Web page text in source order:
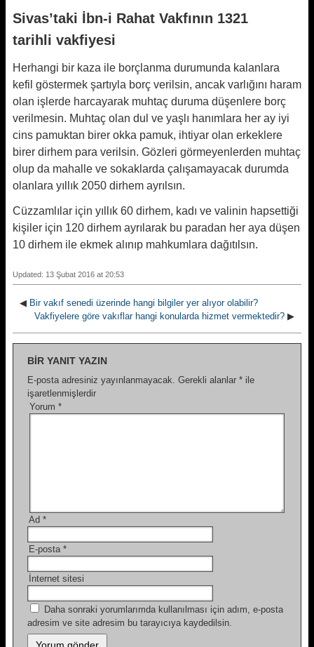
Sivas’taki İbn-i Rahat Vakfının 1321
tarihli vakfiyesi
Herhangi bir kaza ile borçlanma durumunda kalanlara
kefil göstermek şartıyla borç verilsin, ancak varlığını haram
olan işlerde harcayarak muhtaç duruma düşenlere borç
verilmesin. Muhtaç olan dul ve yaşlı hanımlara her ay iyi
cins pamuktan birer okka pamuk, ihtiyar olan erkeklere
birer dirhem para verilsin. Gözleri görmeyenlerden muhtaç
olup da mahalle ve sokaklarda çalışamayacak durumda
olanlara yıllık 2050 dirhem ayrılsın.
Cüzzamlılar için yıllık 60 dirhem, kadı ve valinin hapsettiği
kişiler için 120 dirhem ayrılarak bu paradan her aya düşen
10 dirhem ile ekmek alınıp mahkumlara dağıtılsın.
Updated: 13 Şubat 2016 at 20:53
◀ Bir vakıf senedi üzerinde hangi bilgiler yer alıyor olabilir?
Vakfiyelere göre vakıflar hangi konularda hizmet vermektedir? ▶
BIR YANIT YAZIN
E-posta adresiniz yayınlanmayacak. Gerekli alanlar * ile
işaretlenmişlerdir
Yorum *
Ad *
E-posta *
İnternet sitesi
Daha sonraki yorumlarımda kullanılması için adım, e-posta
adresim ve site adresim bu tarayıcıya kaydedilsin.